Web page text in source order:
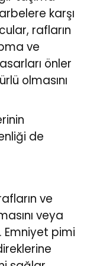
karşı
rafların
ve
önler
olmasını
de
ve
veya
Emniyet pimi